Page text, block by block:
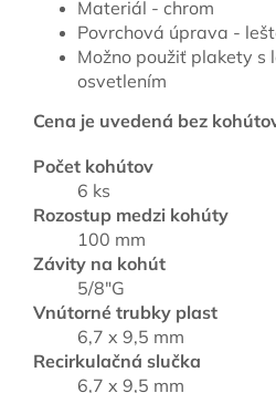
Materiál - chrom
Povrchová úprava -
Možno použiť plakety s
osvetlením
Cena je uvedená bez
Počet kohútov
6 ks
Rozostup medzi kohúty
100 mm
Závity na kohút
5/8"G
Vnútorné trubky plast
6,7 x 9,5 mm
Recirkulačná slučka
6,7 x 9,5 mm